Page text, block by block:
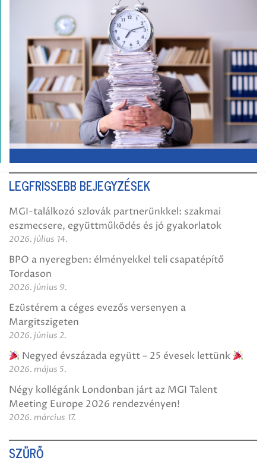
LEGFRISSEBB BEJEGYZÉSEK
MGI-találkozó szlovák partnerünkkel: szakmai
eszmecsere, együttműködés és jó gyakorlatok
2026. július 14.
BPO a nyeregben: élményekkel teli csapatépítő
Tordason
2026. június 9.
Ezüstérem a céges evezős versenyen a
Margitszigeten
2026. június 2.
Negyed évszázada együtt – 25 évesek lettünk
2026. május 5.
Négy kollégánk Londonban járt az MGI Talent
Meeting Europe 2026 rendezvényen!
2026. március 17.
SZŰRŐ